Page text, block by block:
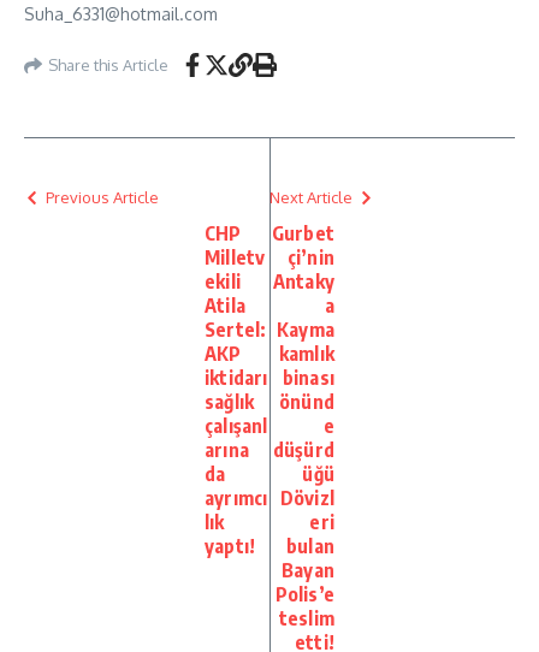
Suha_6331@hotmail.com
Share this Article
Previous Article
CHP
Milletv
ekili
Atila
Sertel:
AKP
iktidarı
sağlık
çalışanl
arına
da
ayrımcı
lık
yaptı!
Next Article
Gurbet
çi’nin
Antaky
a
Kayma
kamlık
binası
önünd
e
düşürd
üğü
Dövizl
eri
bulan
Bayan
Polis’e
teslim
etti!